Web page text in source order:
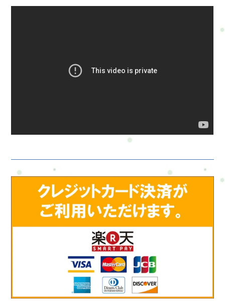
ョン70分がおすすめです。ミニセッションでは◆その日の状態
けていく■最後にまずはミニで整えてみるのも大丈夫です。その
うえで「もう少しやってみたい」と感じたら120分へ。あなたの
張り続けるのは大変です。だからこそ、“少し整える時間”を持
気になる。でも続けられるか不安…」そんな方も少なくありま
せん。Refresh Jamの“カラダとココロの整え方”は、単純に「この
なども含めながら、その方に合った整え方を一緒に考えていく
メニューです。そのため、「いきなりスタートするのが不安」
という方には、まずLINE・ご来店・対面でのご相談からスター
トすることもできます。Refresh Jamでは、・無理に運動をすす
せん。大切にしているのは、“今の生活や仕事を、少しラクに続
けられる状態”を一緒につくっていくことです。整体で体をゆる
めながら、・少し動いてみる・呼吸を整える・疲れをため込み
にくくするそんな“小さな積み重ね”を大切にしています。「運
動が苦手」「体力に自信がない」「人目が気になる」そんな方
でも大丈夫です。まずは今の状態を整理しながら、無理なく続